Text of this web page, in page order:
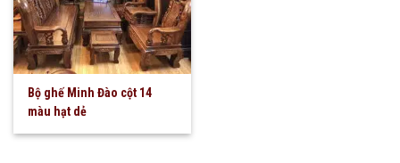
Bộ ghế Minh Đào cột 14
màu hạt dẻ